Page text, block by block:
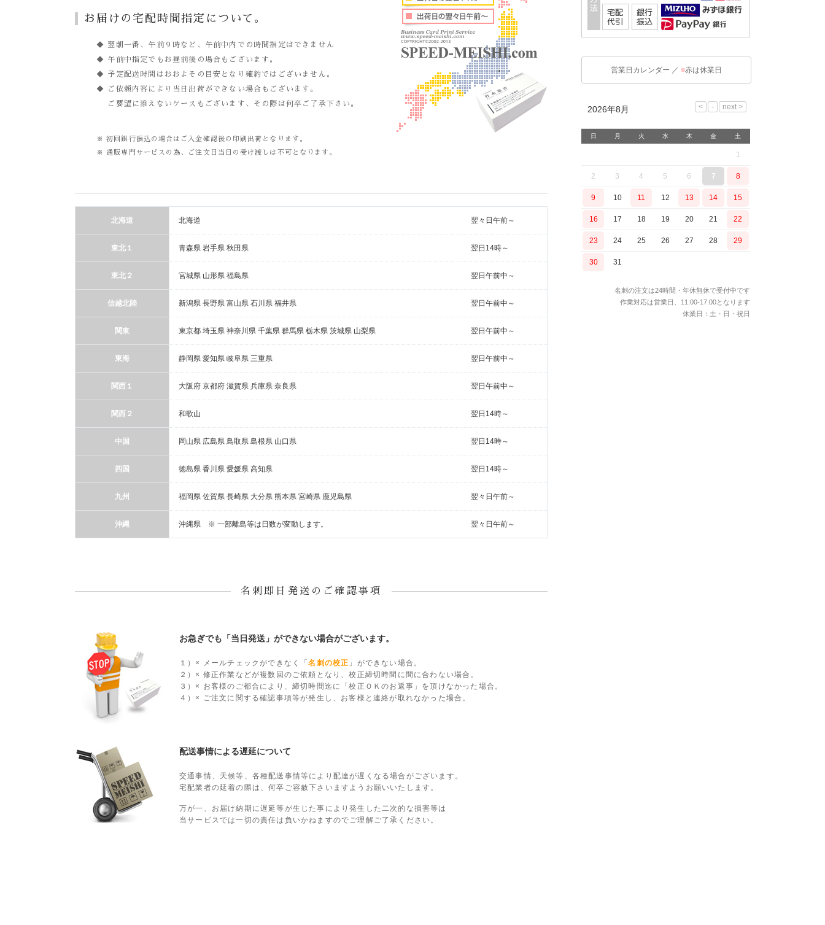
お届けの宅配時間指定について。
◆ 翌朝一番、午前９時など、午前中内での時間指定はできません
◆ 午前中指定でもお昼前後の場合もございます。
◆ 予定配送時間はおおよその目安となり確約ではございません。
◆ ご依頼内容により当日出荷ができない場合もございます。
ご要望に添えないケースもございます、その際は何卒ご了承下さい。
※ 初回銀行振込の場合はご入金確認後の印刷出荷となります。
※ 通販専門サービスの為、ご注文日当日の受け渡しは不可となります。
北海道 北海道 翌々日午前～
東北１ 青森県 岩手県 秋田県 翌日14時～
東北２ 宮城県 山形県 福島県 翌日午前中～
信越北陸 新潟県 長野県 富山県 石川県 福井県 翌日午前中～
関東 東京都 埼玉県 神奈川県 千葉県 群馬県 栃木県 茨城県 山梨県 翌日午前中～
東海 静岡県 愛知県 岐阜県 三重県 翌日午前中～
関西１ 大阪府 京都府 滋賀県 兵庫県 奈良県 翌日午前中～
関西２ 和歌山 翌日14時～
中国 岡山県 広島県 鳥取県 島根県 山口県 翌日14時～
四国 徳島県 香川県 愛媛県 高知県 翌日14時～
九州 福岡県 佐賀県 長崎県 大分県 熊本県 宮崎県 鹿児島県 翌々日午前～
沖縄 沖縄県 ※ 一部離島等は日数が変動します。 翌々日午前～
名刺即日発送のご確認事項
お急ぎでも「当日発送」ができない場合がございます。
１）× メールチェックができなく「名刺の校正 」ができない場合。
２）× 修正作業などが複数回のご依頼となり、校正締切時間に間に合わない場合。
３）× お客様のご都合により、締切時間迄に「校正ＯＫのお返事」を頂けなかった場合。
４）× ご注文に関する確認事項等が発生し、お客様と連絡が取れなかった場合。
配送事情による遅延について
交通事情、天候等、各種配送事情等により配達が遅くなる場合がございます。
宅配業者の延着の際は、何卒ご容赦下さいますようお願いいたします。
万が一、お届け納期に遅延等が生じた事により発生した二次的な損害等は
当サービスでは一切の責任は負いかねますのでご理解ご了承ください。
営業日カレンダー ／ ■赤は休業日
2026年8月
日 月 火 水 木 金 土
1
2 3 4 5 6 7 8
9 10 11 12 13 14 15
16 17 18 19 20 21 22
23 24 25 26 27 28 29
30 31
名刺の注文は24時間・年休無休で受付中です
作業対応は営業日、11:00-17:00となります
休業日：土・日・祝日